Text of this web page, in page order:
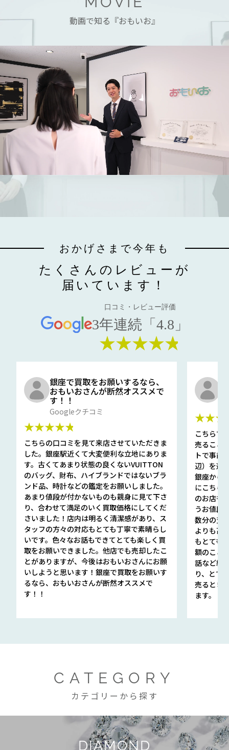
動画で知る『おもいお』
おかげさまで今年も
たくさんのレビューが
届いています！
口コミ・レビュー評価
3年連続「4.8」
★★★★★
銀座で買取をお願いするなら、
おもいおさんが断然オススメで
す！！
Googleクチコミ
★★★★★
こちらの口コミを見て来店させていただきま
した。銀座駅近くて大変便利な立地にありま
す。古くてあまり状態の良くないVUITTON
のバッグ、財布、ハイブランドではないブラ
ンド品、時計などの鑑定をお願いしました。
あまり値段が付かないものも親身に見て下さ
り、合わせて満足のいく買取価格にしてくだ
さいました！店内は明るく清潔感があり、ス
タッフの方々の対応もとても丁寧で素晴らし
いです。色々なお話もできてとても楽しく買
取をお願いできました。他店でも売却したこ
とがありますが、今後はおもいおさんにお願
いしようと思います！銀座で買取をお願いす
るなら、おもいおさんが断然オススメで
す！！
こちらで
売ること
トで事前
辺）を選
銀座から
にこちら
のお店も
うお値段
数分の査
よりも高
もとても
額のこと
話など細
り、とて
売るとき
ます。
CATEGORY
カテゴリーから探す
DIAMOND